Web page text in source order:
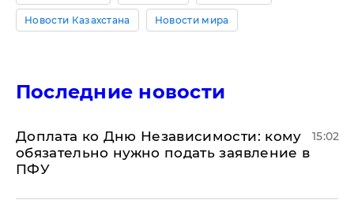
Новости Казахстана Новости мира
Последние новости
Доплата ко Дню Независимости: кому
обязательно нужно подать заявление в
ПФУ
15:02